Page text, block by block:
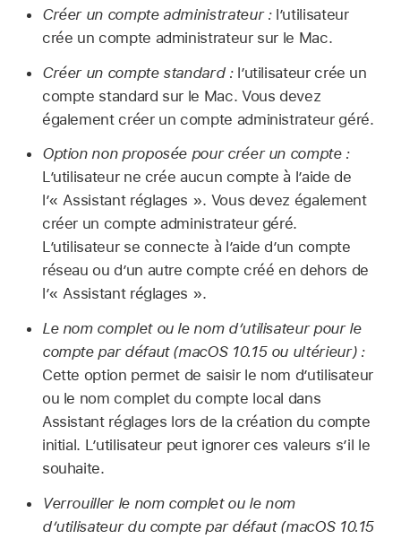
Créer un compte administrateur :l’utilisateur
crée un compte administrateur sur le Mac.
Créer un compte standard :l’utilisateur crée un
compte standard sur le Mac. Vous devez
également créer un compte administrateur géré.
Option non proposée pour créer un compte :
L’utilisateur ne crée aucun compte à l’aide de
l’« Assistant réglages ». Vous devez également
créer un compte administrateur géré.
L’utilisateur se connecte à l’aide d’un compte
réseau ou d’un autre compte créé en dehors de
l’« Assistant réglages ».
Le nom complet ou le nom d’utilisateur pour le
compte par défaut (macOS 10.15ou ultérieur) :
Cette option permet de saisir le nom d’utilisateur
ou le nom complet du compte local dans
Assistant réglages lors de la création du compte
initial. L’utilisateur peut ignorer ces valeurs s’il le
souhaite.
Verrouiller le nom complet ou le nom
d’utilisateur du compte par défaut (macOS 10.15